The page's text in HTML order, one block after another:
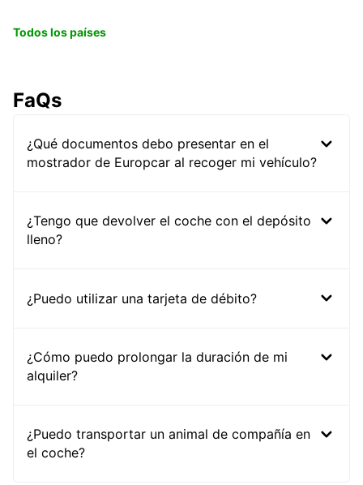
Todos los países
FaQs
¿Qué documentos debo presentar en el
mostrador de Europcar al recoger mi vehículo?
¿Tengo que devolver el coche con el depósito
lleno?
¿Puedo utilizar una tarjeta de débito?
¿Cómo puedo prolongar la duración de mi
alquiler?
¿Puedo transportar un animal de compañía en
el coche?